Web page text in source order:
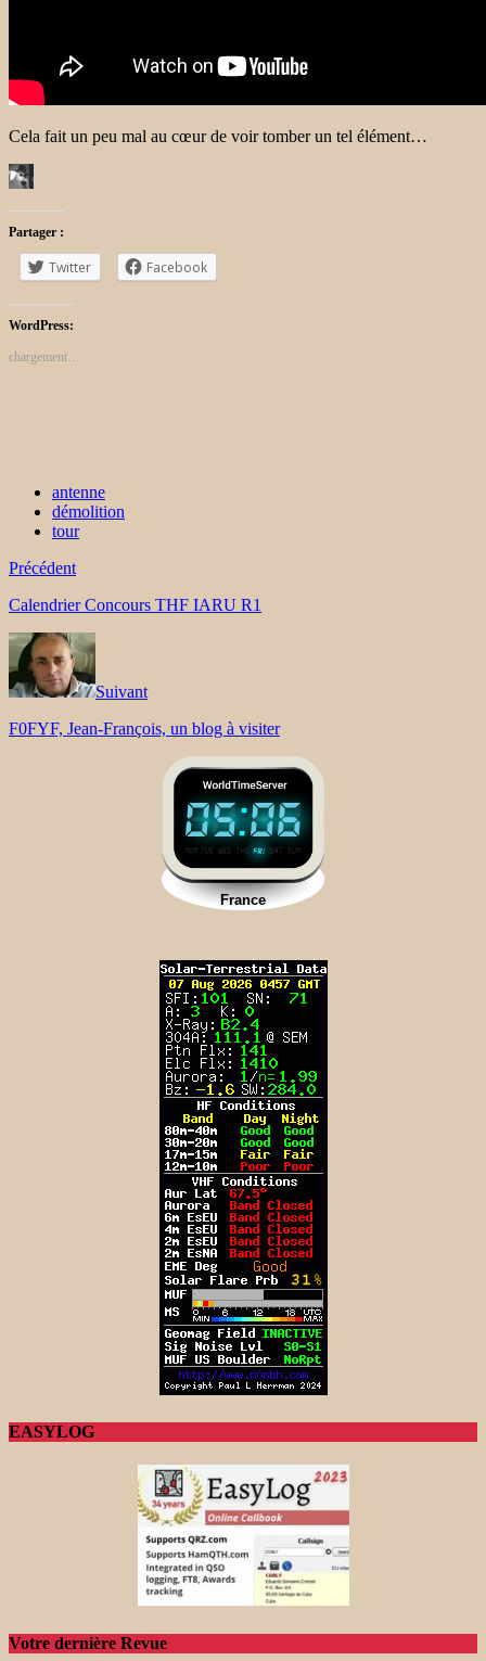
Cela fait un peu mal au cœur de voir tomber un tel élément…
Partager :
Twitter Facebook
WordPress:
chargement…
antenne
démolition
tour
Précédent
Calendrier Concours THF IARU R1
Suivant
F0FYF, Jean-François, un blog à visiter
EASYLOG
Votre dernière Revue